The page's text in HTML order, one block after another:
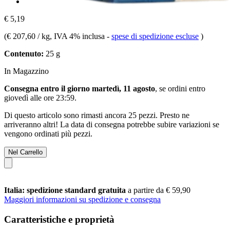
€ 5,19
(€ 207,60 / kg, IVA 4% inclusa - spese di spedizione escluse )
Contenuto: 25 g
In Magazzino
Consegna entro il giorno martedì, 11 agosto, se ordini entro
giovedì alle ore 23:59.
Di questo articolo sono rimasti ancora 25 pezzi. Presto ne
arriveranno altri! La data di consegna potrebbe subire variazioni se
vengono ordinati più pezzi.
Nel Carrello
Italia: spedizione standard gratuita a partire da € 59,90
Maggiori informazioni su spedizione e consegna
Caratteristiche e proprietà